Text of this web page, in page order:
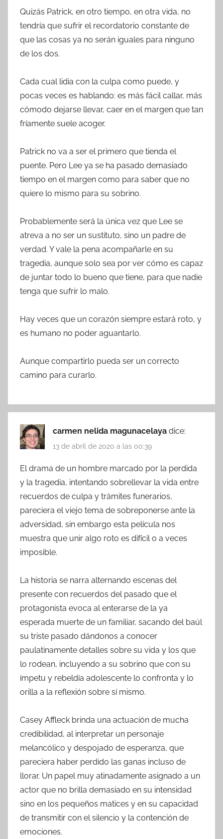
Quizás Patrick, en otro tiempo, en otra vida, no
tendría que sufrir el recordatorio constante de
que las cosas ya no serán iguales para ninguno
de los dos.
Cada cual lidia con la culpa como puede, y
pocas veces es hablando: es más fácil callar, más
cómodo dejarse llevar, caer en el margen que tan
fríamente suele acoger.
Patrick no va a ser el primero que tienda el
puente. Pero Lee ya se ha pasado demasiado
tiempo en el margen como para saber que no
quiere lo mismo para su sobrino.
Probablemente será la única vez que Lee se
atreva a no ser un sustituto, sino un padre de
verdad. Y vale la pena acompañarle en su
tragedia, aunque solo sea por ver cómo es capaz
de juntar todo lo bueno que tiene, para que nadie
tenga que sufrir lo malo.
Hay veces que un corazón siempre estará roto, y
es humano no poder aguantarlo.
Aunque compartirlo pueda ser un correcto
camino para curarlo.
carmen nelida magunacelaya dice:
13 de abril de 2020 a las 00:39
El drama de un hombre marcado por la perdida
y la tragedia, intentando sobrellevar la vida entre
recuerdos de culpa y trámites funerarios,
pareciera el viejo tema de sobreponerse ante la
adversidad, sin embargo esta película nos
muestra que unir algo roto es difícil o a veces
imposible.
La historia se narra alternando escenas del
presente con recuerdos del pasado que el
protagonista evoca al enterarse de la ya
esperada muerte de un familiar, sacando del baúl
su triste pasado dándonos a conocer
paulatinamente detalles sobre su vida y los que
lo rodean, incluyendo a su sobrino que con su
ímpetu y rebeldía adolescente lo confronta y lo
orilla a la reflexión sobre sí mismo.
Casey Affleck brinda una actuación de mucha
credibilidad, al interpretar un personaje
melancólico y despojado de esperanza, que
pareciera haber perdido las ganas incluso de
llorar. Un papel muy atinadamente asignado a un
actor que no brilla demasiado en su intensidad
sino en los pequeños matices y en su capacidad
de transmitir con el silencio y la contención de
emociones.